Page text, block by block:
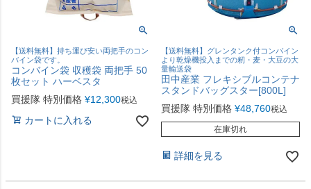
【送料無料】持ち運び安い両把手のコン
バイン袋です。
コンバイン袋 収穫袋 両把手 50
枚セット ハーベスタ
買援隊 特別価格 ¥12,300税込
カートに入れる
【送料無料】グレンタンク付コンバイン
より乾燥機投入までの籾・麦・大豆の大
量輸送袋
田中産業 フレキシブルコンテナ
スタンドバッグスター[800L]
買援隊 特別価格 ¥48,760税込
在庫切れ
詳細を見る